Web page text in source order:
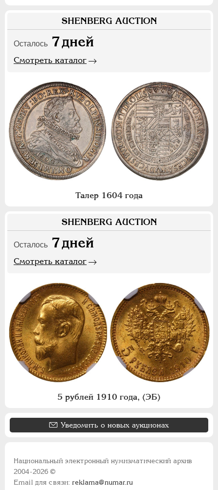
SHENBERG AUCTION
Осталось 7дней
Смотреть каталог
Талер 1604 года
SHENBERG AUCTION
Осталось 7дней
Смотреть каталог
5 рублей 1910 года, (ЭБ)
Уведомить о новых аукционах
Национальный электронный нумизматический архив
2004-2026 ©
Email для связи:reklama@numar.ru